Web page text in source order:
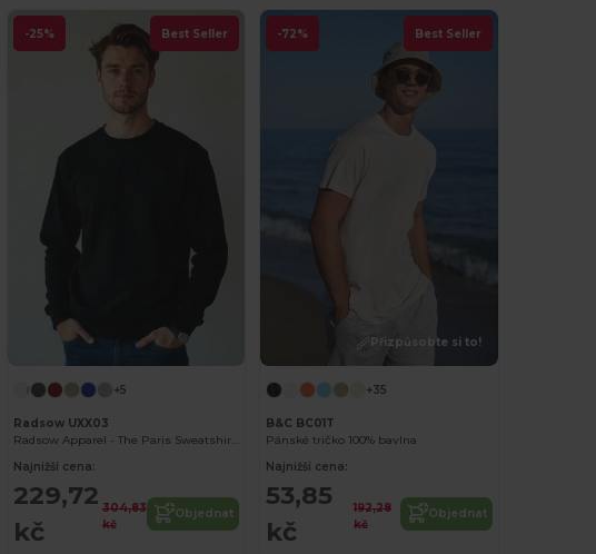
-25% Best Seller
+5
Radsow UXX03
Radsow Apparel - The Paris Sweatshirt Men
Najnižší cena:
229,72
kč
304,83
kč
Objednat
-72% Best Seller
Přizpůsobte si to!
+35
B&C BC01T
Pánské tričko 100% bavlna
Najnižší cena:
53,85
kč
192,28
kč
Objednat